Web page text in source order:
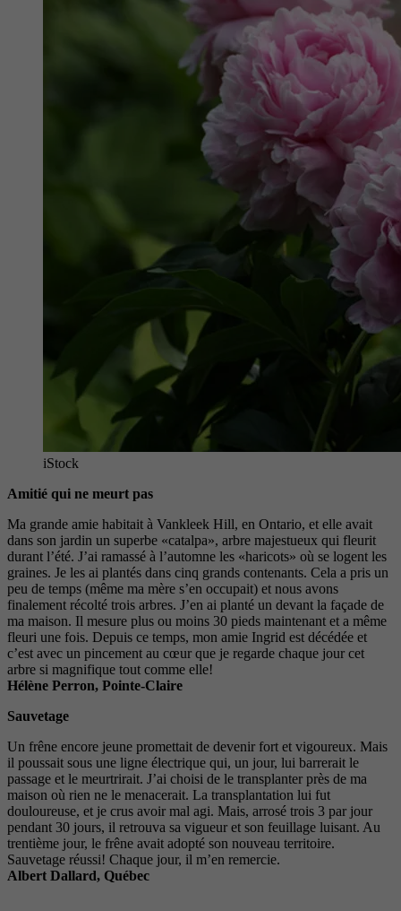
iStock
Amitié qui ne meurt pas
Ma grande amie habitait à Vankleek Hill, en Ontario, et elle avait
dans son jardin un superbe «catalpa», arbre majestueux qui fleurit
durant l’été. J’ai ramassé à l’automne les «haricots» où se logent les
graines. Je les ai plantés dans cinq grands contenants. Cela a pris un
peu de temps (même ma mère s’en occupait) et nous avons
finalement récolté trois arbres. J’en ai planté un devant la façade de
ma maison. Il mesure plus ou moins 30 pieds maintenant et a même
fleuri une fois. Depuis ce temps, mon amie Ingrid est décédée et
c’est avec un pincement au cœur que je regarde chaque jour cet
arbre si magnifique tout comme elle!
Hélène Perron, Pointe-Claire
Sauvetage
Un frêne encore jeune promettait de devenir fort et vigoureux. Mais
il poussait sous une ligne électrique qui, un jour, lui barrerait le
passage et le meurtrirait. J’ai choisi de le transplanter près de ma
maison où rien ne le menacerait. La transplantation lui fut
douloureuse, et je crus avoir mal agi. Mais, arrosé trois 3 par jour
pendant 30 jours, il retrouva sa vigueur et son feuillage luisant. Au
trentième jour, le frêne avait adopté son nouveau territoire.
Sauvetage réussi! Chaque jour, il m’en remercie.
Albert Dallard, Québec